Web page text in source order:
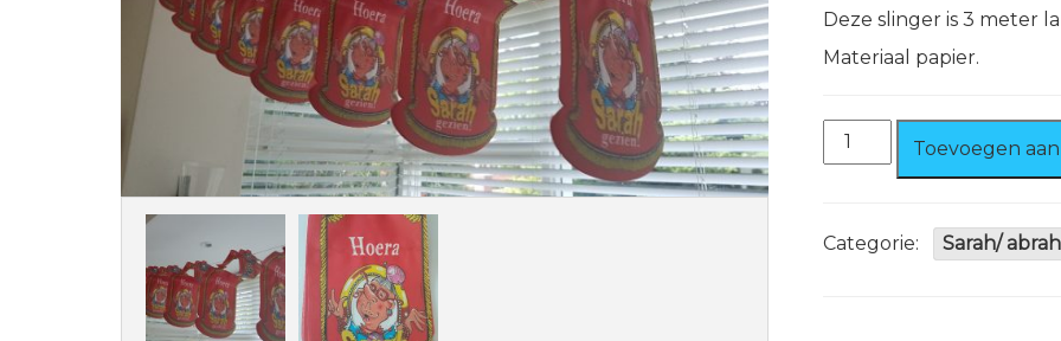
Deze slinger is 3 meter
Materiaal papier.
Slinger
aantal
Toevoegen
Categorie: Sarah/